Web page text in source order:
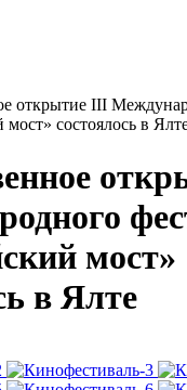
открытие III
мост» состоялось в
мост»
в Ялте